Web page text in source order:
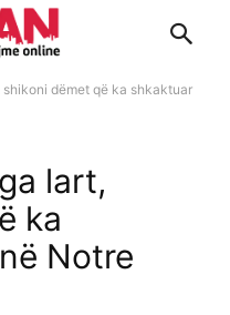
dëmet që ka shkaktuar
lart,
ka
Notre